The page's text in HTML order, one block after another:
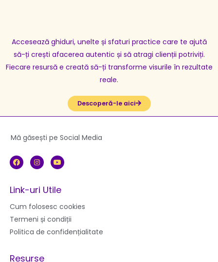
Accesează ghiduri, unelte și sfaturi practice care te ajută
să-ți crești afacerea autentic și să atragi clienții potriviți.
Fiecare resursă e creată să-ți transforme visurile în rezultate
reale.
Descoperă-le aici
Mă găsești pe Social Media
F
a
c
o
k
I
n
s
a
g
a
Y
o
u
b
Link-uri Utile
Cum folosesc cookies
Termeni și condiții
Politica de confidențialitate
Resurse